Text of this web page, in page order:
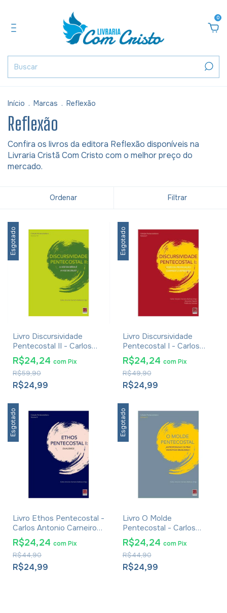
0
Início . Marcas . Reflexão
Reflexão
Confira os livros da editora Reflexão disponíveis na
Livraria Cristã Com Cristo com o melhor preço do
mercado.
Ordenar Filtrar
Esgotado
Livro Discursividade
Pentecostal II - Carlos
Antonio Carneiro Barbosa
R$24,99
R$59,90
R$24,24 comPix
Esgotado
Livro Discursividade
Pentecostal I - Carlos
Antonio Carneiro Barbosa
R$24,99
R$49,90
R$24,24 com Pix
Esgotado
Livro Ethos Pentecostal -
Carlos Antonio Carneiro
Barbosa
R$24,99
R$44,90
R$24,24 comPix
Esgotado
Livro O Molde
Pentecostal - Carlos
Antonio Carneiro Barbosa
R$24,99
R$44,90
R$24,24 com Pix